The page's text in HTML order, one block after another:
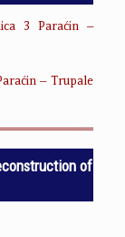
3 Paraćin –
– Trupale
of